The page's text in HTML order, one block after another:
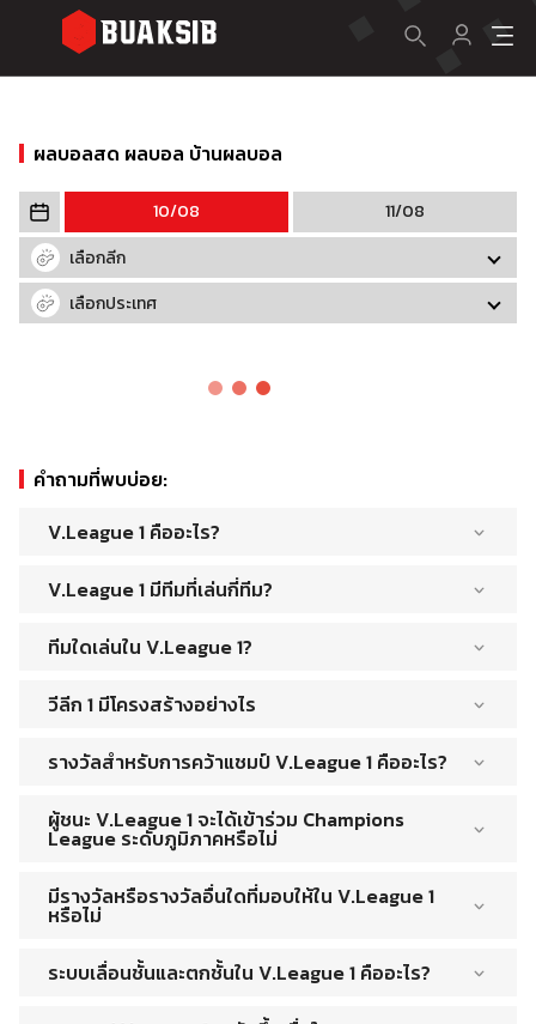
ผลบอลสด ผลบอล บ้านผลบอล
10/08
11/08
เลือกลีก
เลือกประเทศ
คำถามที่พบบ่อย:
V.League 1 คืออะไร?
ตั้งขึ้นในปี 2523 และปัจจุบันดำเนินการโดย Vietnam
V.League 1 มีทีมที่เล่นกี่ทีม?
ทีมใดเล่นใน V.League 1?
CLB TP Ho Chi Minh, Da Nang FC, Hai Phong FC, Hanoi FC,
FC, Quang Nam FC, Sai Gon FC, Song Lam Nghe An FC,
วีลีก 1 มีโครงสร้างอย่างไร
แต่ละทีมจะแข่งขันกันทีมละ 2 ครั้ง (หนึ่งครั้งในบ้านและอีกครั้งเป็น
ที่สุดได้เป็นแชมป์
รางวัลสำหรับการคว้าแชมป์ V.League 1 คืออะไร?
รางวัลเงินสด จำนวนที่แน่นอนของรางวัลเงินสดอาจแตกต่างกัน
ไปในแต่ละปี แต่โดยทั่วไปแล้วจะมีมูลค่าหลายแสนดอลลาร์
ผู้ชนะ V.League 1 จะได้เข้าร่วม Champions
League ระดับภูมิภาคหรือไม่
ซึ่งเป็นการแข่งขันระดับสโมสรชั้นนำของเอเชีย จำนวนทีมที่แน่นอน
ที่จัดสรรให้กับทีมเวียดนามอาจแตกต่างกันไปในแต่ละปี ขึ้นอยู่กับ
มีรางวัลหรือรางวัลอื่นใดที่มอบให้ใน V.League 1
หรือไม่
(มอบให้กับผู้เล่นที่ดีที่สุด), Silver Ball (มอบให้กับผู้เล่นที่ดีที่สุดเป็น
ระบบเลื่อนชั้นและตกชั้นใน V.League 1 คืออะไร?